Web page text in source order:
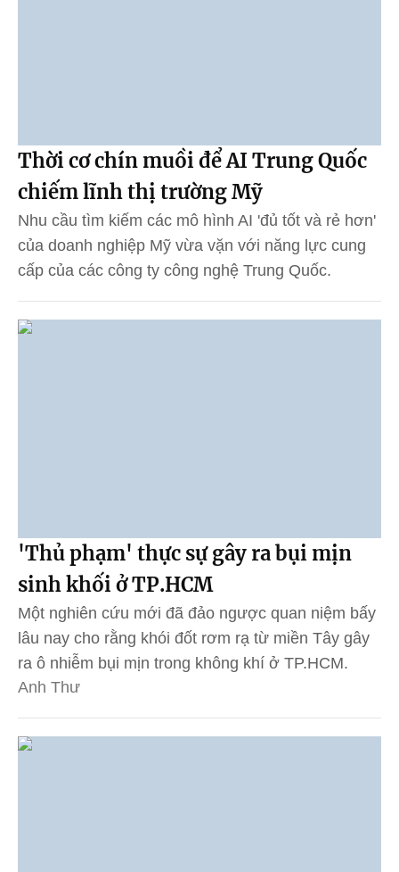
Thời cơ chín muồi để AI Trung Quốc
chiếm lĩnh thị trường Mỹ
Nhu cầu tìm kiếm các mô hình AI 'đủ tốt và rẻ hơn'
của doanh nghiệp Mỹ vừa vặn với năng lực cung
cấp của các công ty công nghệ Trung Quốc.
'Thủ phạm' thực sự gây ra bụi mịn
sinh khối ở TP.HCM
Một nghiên cứu mới đã đảo ngược quan niệm bấy
lâu nay cho rằng khói đốt rơm rạ từ miền Tây gây
ra ô nhiễm bụi mịn trong không khí ở TP.HCM.
Anh Thư